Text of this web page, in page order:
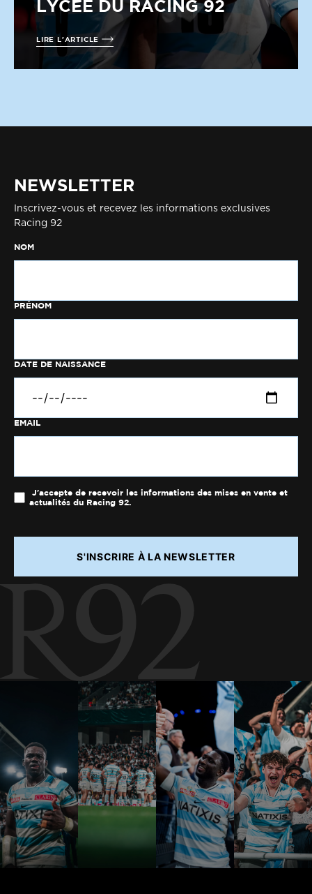
LYCÉE DU RACING 92
LIRE L'ARTICLE
NEWSLETTER
Inscrivez-vous et recevez les informations exclusives
Racing 92
NOM
PRÉNOM
DATE DE NAISSANCE
EMAIL
J'accepte de recevoir les informations des mises en vente et
actualités du Racing 92.
S'INSCRIRE À LA NEWSLETTER